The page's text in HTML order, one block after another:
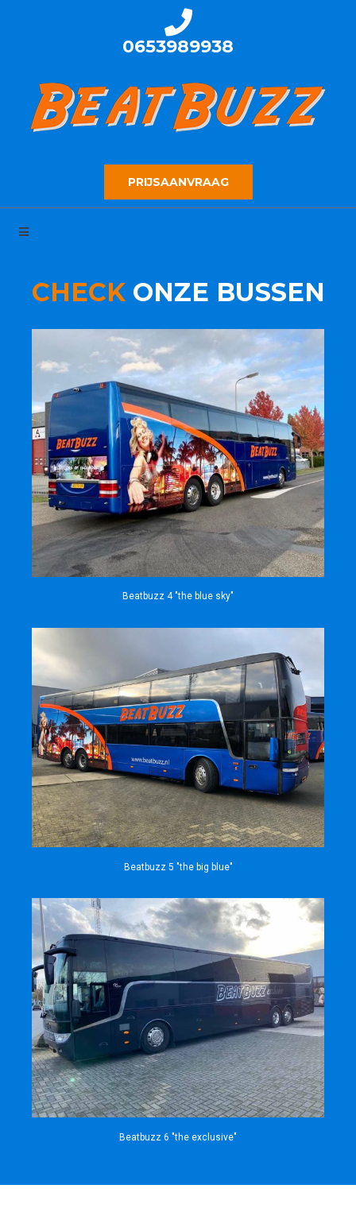
0653989938
PRIJSAANVRAAG
CHECKONZE BUSSEN
Beatbuzz 4 "the blue sky"
Beatbuzz 5 "the big blue"
Beatbuzz 6 "the exclusive"